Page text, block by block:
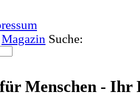
Magazin Suche:
Menschen - Ihr